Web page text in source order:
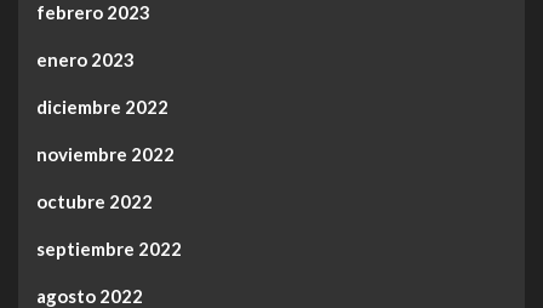
febrero 2023
enero 2023
diciembre 2022
noviembre 2022
octubre 2022
septiembre 2022
agosto 2022